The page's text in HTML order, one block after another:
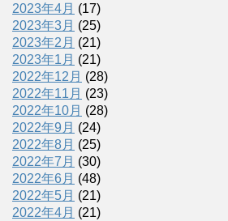
2023年4月 (17)
2023年3月 (25)
2023年2月 (21)
2023年1月 (21)
2022年12月 (28)
2022年11月 (23)
2022年10月 (28)
2022年9月 (24)
2022年8月 (25)
2022年7月 (30)
2022年6月 (48)
2022年5月 (21)
2022年4月 (21)